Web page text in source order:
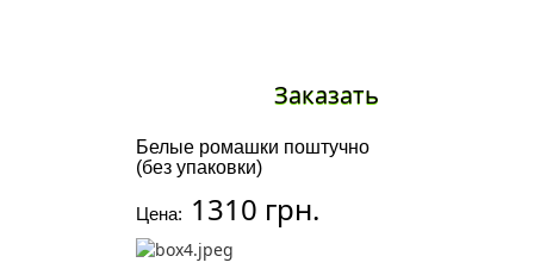
Белые ромашки поштучно
(без упаковки)
Цена: 1310 грн.
Заказать